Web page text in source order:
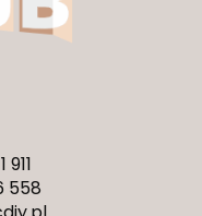
558